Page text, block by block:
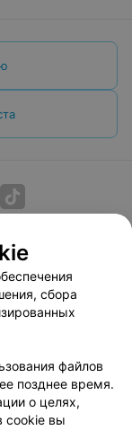
оплаты
сервиса
сбора
файлов
позднее время.
о целях,
cookie вы